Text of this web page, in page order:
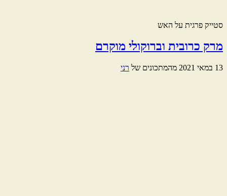
סטייק פרגית על האש
מרק כרובית וברוקולי מוקרם
13 במאי 2021 מהמתכונים של רני